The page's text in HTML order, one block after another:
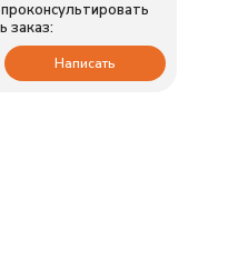
заказ:
Написать